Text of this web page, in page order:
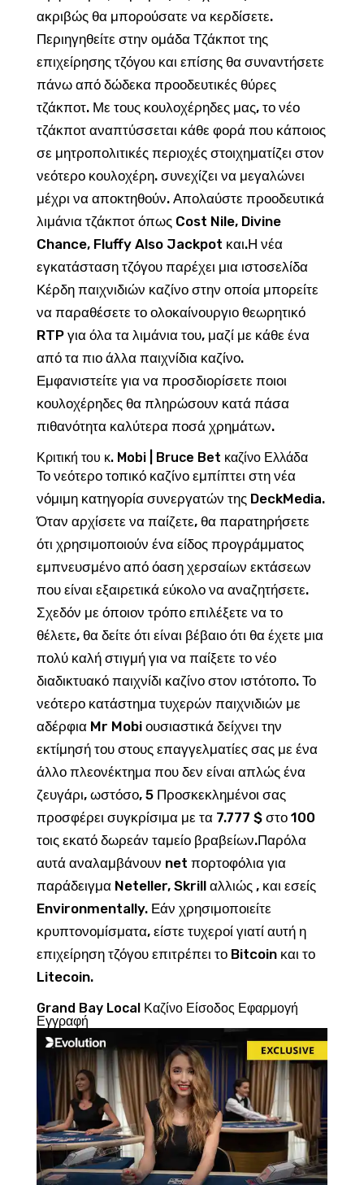
ακριβώς θα μπορούσατε να κερδίσετε.
Περιηγηθείτε στην ομάδα Τζάκποτ της
επιχείρησης τζόγου και επίσης θα συναντήσετε
πάνω από δώδεκα προοδευτικές θύρες
τζάκποτ. Με τους κουλοχέρηδες μας, το νέο
τζάκποτ αναπτύσσεται κάθε φορά που κάποιος
σε μητροπολιτικές περιοχές στοιχηματίζει στον
νεότερο κουλοχέρη. συνεχίζει να μεγαλώνει
μέχρι να αποκτηθούν. Απολαύστε προοδευτικά
λιμάνια τζάκποτ όπως Cost Nile, Divine
Chance, Fluffy Also Jackpot και.Η νέα
εγκατάσταση τζόγου παρέχει μια ιστοσελίδα
Κέρδη παιχνιδιών καζίνο στην οποία μπορείτε
να παραθέσετε το ολοκαίνουργιο θεωρητικό
RTP για όλα τα λιμάνια του, μαζί με κάθε ένα
από τα πιο άλλα παιχνίδια καζίνο.
Εμφανιστείτε για να προσδιορίσετε ποιοι
κουλοχέρηδες θα πληρώσουν κατά πάσα
πιθανότητα καλύτερα ποσά χρημάτων.
Κριτική του κ. Mobi | Bruce Bet καζίνο Ελλάδα
Το νεότερο τοπικό καζίνο εμπίπτει στη νέα
νόμιμη κατηγορία συνεργατών της DeckMedia.
Όταν αρχίσετε να παίζετε, θα παρατηρήσετε
ότι χρησιμοποιούν ένα είδος προγράμματος
εμπνευσμένο από όαση χερσαίων εκτάσεων
που είναι εξαιρετικά εύκολο να αναζητήσετε.
Σχεδόν με όποιον τρόπο επιλέξετε να το
θέλετε, θα δείτε ότι είναι βέβαιο ότι θα έχετε μια
πολύ καλή στιγμή για να παίξετε το νέο
διαδικτυακό παιχνίδι καζίνο στον ιστότοπο. Το
νεότερο κατάστημα τυχερών παιχνιδιών με
αδέρφια Mr Mobi ουσιαστικά δείχνει την
εκτίμησή του στους επαγγελματίες σας με ένα
άλλο πλεονέκτημα που δεν είναι απλώς ένα
ζευγάρι, ωστόσο, 5 Προσκεκλημένοι σας
προσφέρει συγκρίσιμα με τα 7.777 $ στο 100
τοις εκατό δωρεάν ταμείο βραβείων.Παρόλα
αυτά αναλαμβάνουν net πορτοφόλια για
παράδειγμα Neteller, Skrill αλλιώς , και εσείς
Environmentally. Εάν χρησιμοποιείτε
κρυπτονομίσματα, είστε τυχεροί γιατί αυτή η
επιχείρηση τζόγου επιτρέπει το Bitcoin και το
Litecoin.
Grand Bay Local Καζίνο Είσοδος Εφαρμογή
Εγγραφή